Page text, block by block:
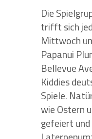
Die
trifft sich
Mittwoch
Papanui
Bellevue
Kiddies
Spiele.
wie Ostern
gefeiert und